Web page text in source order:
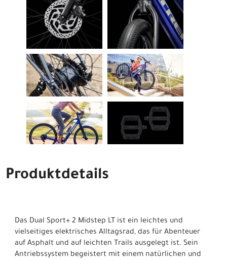
Produktdetails
Das Dual Sport+ 2 Midstep LT ist ein leichtes und
vielseitiges elektrisches Alltagsrad, das für Abenteuer
auf Asphalt und auf leichten Trails ausgelegt ist. Sein
Antriebssystem begeistert mit einem natürlichen und